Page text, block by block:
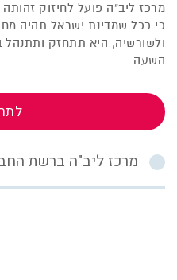
מרכז ליב"ה פועל לחיזוק
כי ככל שמדינת ישראל תהיה
ולשורשיה, היא תתחזק ותתנהל
השעה
מרכז ליב"ה ברשת